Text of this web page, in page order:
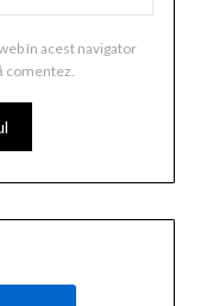
în acest navigator
comentez.